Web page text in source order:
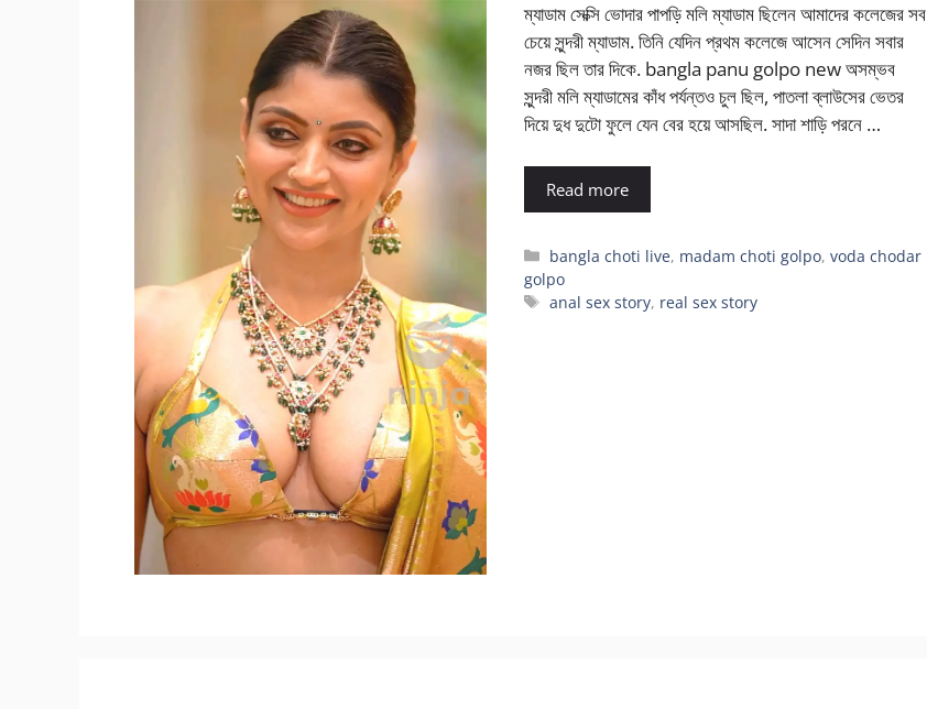
ম্যাডাম সেক্সি ভোদার পাপড়ি মলি ম্যাডাম ছিলেন আমাদের কলেজের সব
চেয়ে সুন্দরী ম্যাডাম. তিনি যেদিন প্রথম কলেজে আসেন সেদিন সবার
নজর ছিল তার দিকে. bangla panu golpo new অসম্ভব
সুন্দরী মলি ম্যাডামের কাঁধ পর্যন্তও চুল ছিল, পাতলা ব্লাউসের ভেতর
দিয়ে দুধ দুটো ফুলে যেন বের হয়ে আসছিল. সাদা শাড়ি পরনে …
Read more
Categories
bangla choti live, madam choti golpo,voda chodar
golpo
Tags
anal sex story, real sex story